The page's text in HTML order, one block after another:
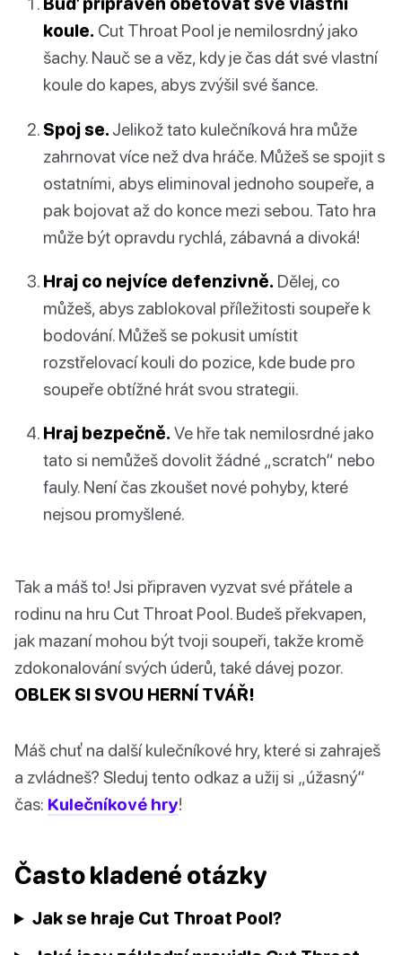
koule. Cut Throat Pool je nemilosrdný jako
šachy. Nauč se a věz, kdy je čas dát své vlastní
koule do kapes, abys zvýšil své šance.
Spoj se. Jelikož tato kulečníková hra může
zahrnovat více než dva hráče. Můžeš se spojit s
ostatními, abys eliminoval jednoho soupeře, a
pak bojovat až do konce mezi sebou. Tato hra
může být opravdu rychlá, zábavná a divoká!
Hraj co nejvíce defenzivně. Dělej, co
můžeš, abys zablokoval příležitosti soupeře k
bodování. Můžeš se pokusit umístit
rozstřelovací kouli do pozice, kde bude pro
soupeře obtížné hrát svou strategii.
Hraj bezpečně. Ve hře tak nemilosrdné jako
tato si nemůžeš dovolit žádné „scratch“ nebo
fauly. Není čas zkoušet nové pohyby, které
nejsou promyšlené.
Tak a máš to! Jsi připraven vyzvat své přátele a
rodinu na hru Cut Throat Pool. Budeš překvapen,
jak mazaní mohou být tvoji soupeři, takže kromě
zdokonalování svých úderů, také dávej pozor.
OBLEK SI SVOU HERNÍ TVÁŘ!
Máš chuť na další kulečníkové hry, které si zahraješ
a zvládneš? Sleduj tento odkaz a užij si „úžasný“
čas: Kulečníkové hry!
Často kladené otázky
Jak se hraje Cut Throat Pool?